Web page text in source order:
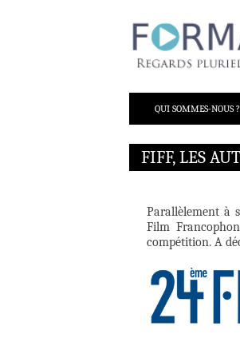
QUI SOMMES-NOUS ?
FIFF, LES
Parallèlement à
Film
compétition. A